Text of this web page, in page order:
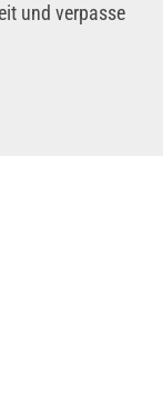
und verpasse